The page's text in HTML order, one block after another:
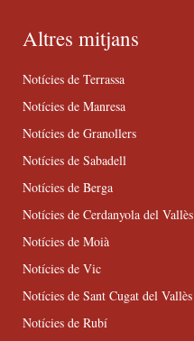
Altres mitjans
Notícies de Terrassa
Notícies de Manresa
Notícies de Granollers
Notícies de Sabadell
Notícies de Berga
Notícies de Cerdanyola del Vallès
Notícies de Moià
Notícies de Vic
Notícies de Sant Cugat del Vallès
Notícies de Rubí